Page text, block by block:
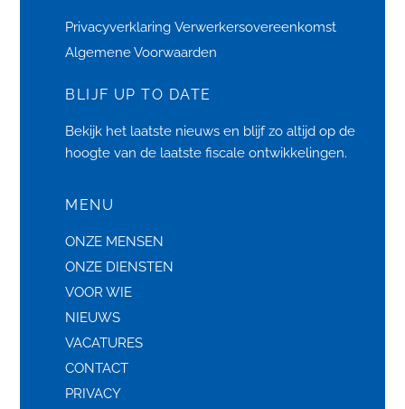
Privacyverklaring Verwerkersovereenkomst
Algemene Voorwaarden
BLIJF UP TO DATE
Bekijk het laatste nieuws en blijf zo altijd op de
hoogte van de laatste fiscale ontwikkelingen.
MENU
ONZE MENSEN
ONZE DIENSTEN
VOOR WIE
NIEUWS
VACATURES
CONTACT
PRIVACY